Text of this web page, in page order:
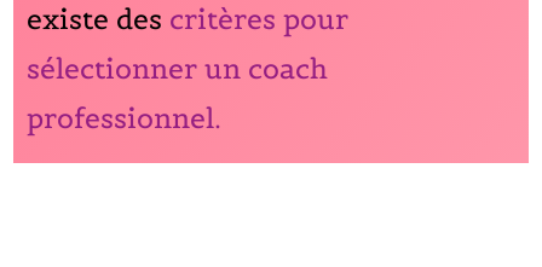
existe des critères pour
sélectionner un coach
professionnel.